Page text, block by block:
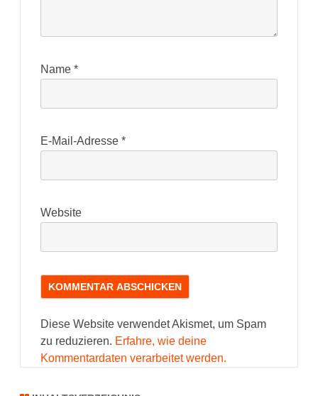
Name *
E-Mail-Adresse *
Website
Diese Website verwendet Akismet, um Spam
zu reduzieren. Erfahre, wie deine
Kommentardaten verarbeitet werden.